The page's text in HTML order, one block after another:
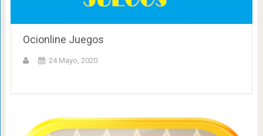
Ocionline Juegos
24 Mayo, 2020